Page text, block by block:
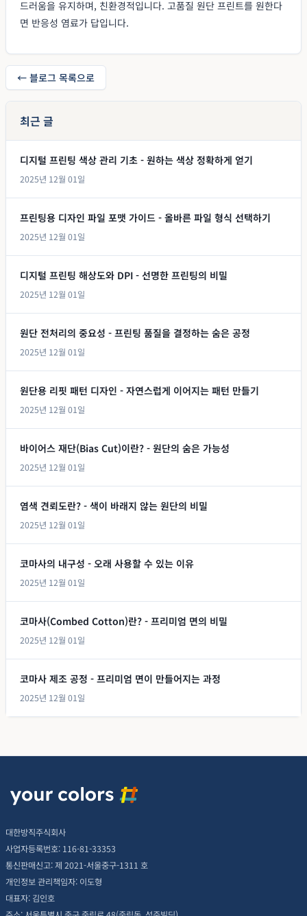
드러움을 유지하며, 친환경적입니다. 고품질 원단 프린트를 원한다
면 반응성 염료가 답입니다.
← 블로그 목록으로
최근 글
디지털 프린팅 색상 관리 기초 - 원하는 색상 정확하게 얻기
2025년 12월 01일
프린팅용 디자인 파일 포맷 가이드 - 올바른 파일 형식 선택하기
2025년 12월 01일
디지털 프린팅 해상도와 DPI - 선명한 프린팅의 비밀
2025년 12월 01일
원단 전처리의 중요성 - 프린팅 품질을 결정하는 숨은 공정
2025년 12월 01일
원단용 리핏 패턴 디자인 - 자연스럽게 이어지는 패턴 만들기
2025년 12월 01일
바이어스 재단(Bias Cut)이란? - 원단의 숨은 가능성
2025년 12월 01일
염색 견뢰도란? - 색이 바래지 않는 원단의 비밀
2025년 12월 01일
코마사의 내구성 - 오래 사용할 수 있는 이유
2025년 12월 01일
코마사(Combed Cotton)란? - 프리미엄 면의 비밀
2025년 12월 01일
코마사 제조 공정 - 프리미엄 면이 만들어지는 과정
2025년 12월 01일
대한방직주식회사
사업자등록번호: 116-81-33353
통신판매신고: 제 2021-서울중구-1311 호
개인정보 관리책임자: 이도형
대표자: 김인호